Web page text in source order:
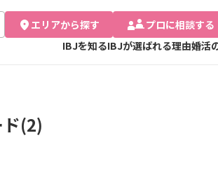
エリアから探す プロに相談する
IBJを知るIBJが選ばれる理由婚活
(2)